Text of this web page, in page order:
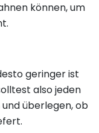
können, um
geringer ist
also jeden
überlegen, ob